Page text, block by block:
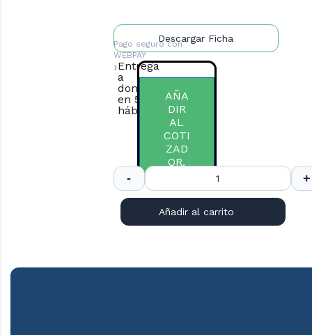
Descargar Ficha
Pago seguro con
WEBPAY
Entrega
a
domicilio
en 5 días
hábiles.
AÑA
DIR
AL
COTI
ZAD
OR.
Añadir al carrito